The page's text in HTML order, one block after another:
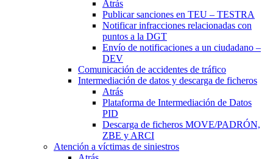
Atrás
Publicar sanciones en TEU – TESTRA
Notificar infracciones relacionadas con
puntos a la DGT
Envío de notificaciones a un ciudadano –
DEV
Comunicación de accidentes de tráfico
Intermediación de datos y descarga de ficheros
Atrás
Plataforma de Intermediación de Datos
PID
Descarga de ficheros MOVE/PADRÓN,
ZBE y ARCI
Atención a víctimas de siniestros